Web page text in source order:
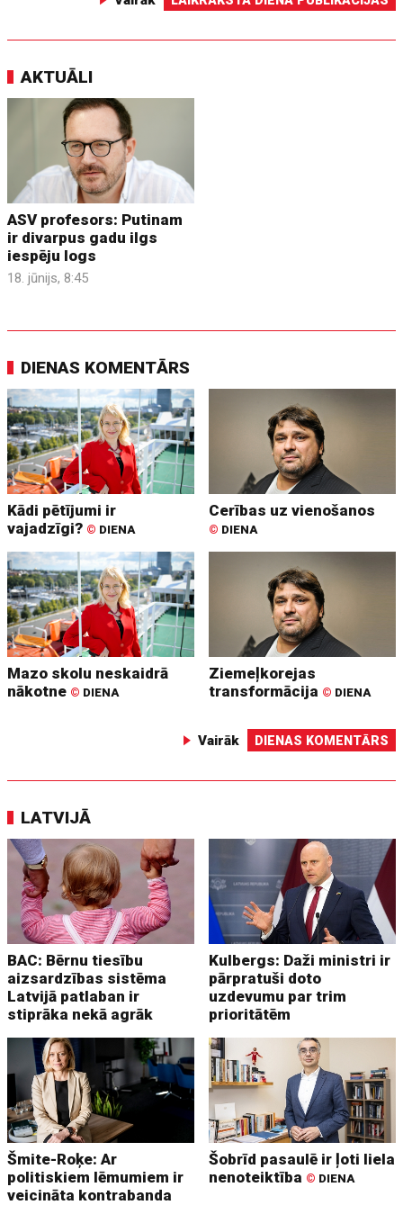
AKTUĀLI
ASV profesors: Putinam
ir divarpus gadu ilgs
iespēju logs
18. jūnijs, 8:45
DIENAS KOMENTĀRS
Kādi pētījumi ir
vajadzīgi? © DIENA
Cerības uz vienošanos
© DIENA
Mazo skolu neskaidrā
nākotne © DIENA
Ziemeļkorejas
transformācija © DIENA
Vairāk DIENAS KOMENTĀRS
LATVIJĀ
BAC: Bērnu tiesību
aizsardzības sistēma
Latvijā patlaban ir
stiprāka nekā agrāk
Kulbergs: Daži ministri ir
pārpratuši doto
uzdevumu par trim
prioritātēm
Šmite-Roķe: Ar
politiskiem lēmumiem ir
veicināta kontrabanda
Šobrīd pasaulē ir ļoti liela
nenoteiktība © DIENA